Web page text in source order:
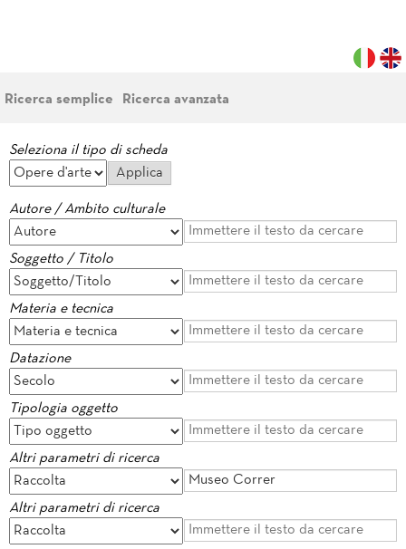
Ricerca semplice Ricerca avanzata
Seleziona il tipo di scheda
Autore / Ambito culturale
Soggetto / Titolo
Materia e tecnica
Datazione
Tipologia oggetto
Altri parametri di ricerca
Altri parametri di ricerca